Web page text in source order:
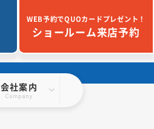
会社案内
Company
WEB予約でQUOカードプレゼント！
ショールーム来店予約